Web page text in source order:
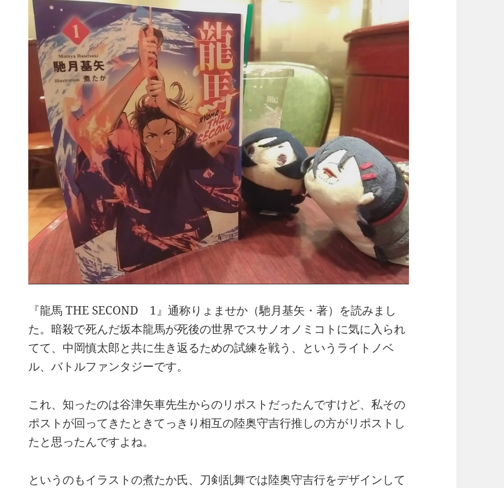
『龍馬 THE SECOND 1』通称りょませか（馳月基矢・著）を読みまし
た。暗殺で死んだ坂本龍馬が死後の世界でスサノオノミコトに気に入られ
てて、中岡慎太郎と共に生き返るための試練を戦う、というライトノベ
ル、バトルファンタジーです。
これ、知ったのは谷津矢車先生からのリポストだったんですけど、私その
ポストが回ってきたときてっきり相互の陸奥守吉行推しの方がリポストし
たと思ったんですよね。
というのもイラストの煮たか氏、刀剣乱舞では陸奥守吉行をデザインして